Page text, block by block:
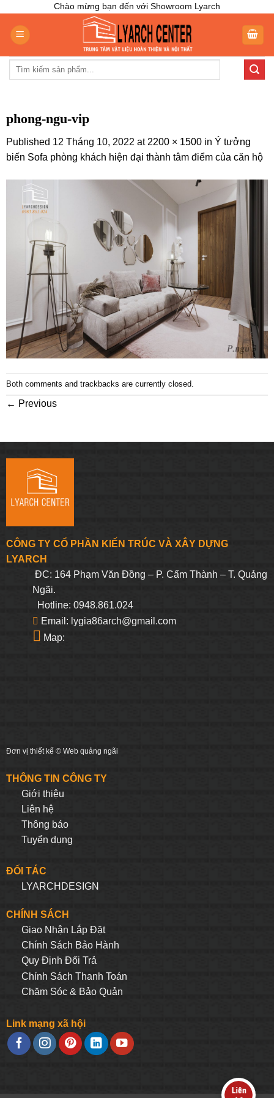
content
Chào mừng bạn đến với Showroom Lyarch
Tìm
phong-ngu-vip
Published 12 Tháng 10, 2022 at 2200 × 1500 in Ý tưởng
biến Sofa phòng khách hiện đại thành tâm điểm của căn hộ
Both comments and trackbacks are currently closed.
← Previous
CÔNG TY CỔ PHẦN KIẾN TRÚC VÀ XÂY DỰNG
LYARCH
ĐC: 164 Phạm Văn Đồng – P. Cẩm Thành – T. Quảng
Ngãi.
Hotline: 0948.861.024
Email: lygia86arch@gmail.com
Map:
Đơn vị thiết kế © Web quảng ngãi
THÔNG TIN CÔNG TY
Giới thiệu
Liên hệ
Thông báo
Tuyển dụng
ĐỐI TÁC
LYARCHDESIGN
CHÍNH SÁCH
Giao Nhận Lắp Đặt
Chính Sách Bảo Hành
Quy Định Đối Trả
Chính Sách Thanh Toán
Chăm Sóc & Bảo Quản
Link mạng xã hội